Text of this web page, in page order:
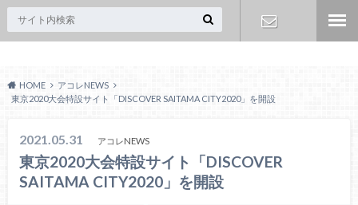
せ
HOME
アコレNEWS
東京2020大会特設サイト「DISCOVER SAITAMA CITY2020」を開設
2021.05.31 アコレNEWS
東京2020大会特設サイト「DISCOVER
SAITAMA CITY2020」を開設